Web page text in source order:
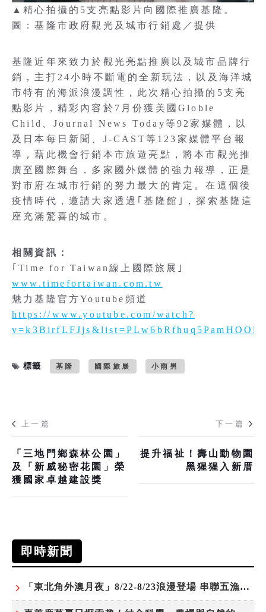
▲精心拍攝的5支亮點影片向國際推廣基隆。
圖：基隆市政府觀光及城市行銷處／提供
基隆近年來致力於觀光亮點推廣以及城市品牌行
銷，主打24小時不斷電的全新玩法，以及海洋城
市特有的海派浪漫調性，此次精心拍攝的5支亮
點影片，精彩內容於7月份獲美國Globle
Child、Journal News Today等92家媒體，以
及日本每日新聞、J-CAST等123家媒體平台報
導，藉此機會行銷本市旅遊亮點，將本市觀光推
廣至國際舞台，多家國外媒體的強力報導，正是
對市府在城市行銷的努力最大的肯定。在這個後
疫情時代，邀請大家透過｢基隆館｣，探索基隆這
座充滿驚喜的城市。
相關資訊：
｢Time for Taiwan線上國際旅展｣
www.timefortaiwan.com.tw
魅力基隆官方Youtube頻道
https://www.youtube.com/watch?
標籤 基隆 國際旅展 小雨男
上一篇
「三地門鄉森林公園」
及「新威秘密花園」榮
獲國家卓越建設獎
下一篇
提升福祉！壽山動物園
黑猩猩入新厝
即時新聞
「東北角外澳月夜」8/22-8/23浪漫登場 串聯五漁村、音樂、市集、火舞與慢旅共度夏夜